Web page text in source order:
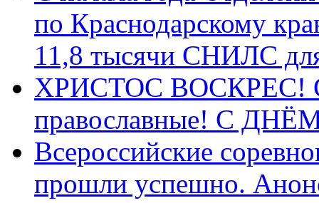
по Краснодарскому
11,8 тысячи СНИЛС
ХРИСТОС ВОСКРЕС! С
православные! C
Всероссийские
прошли успешно.